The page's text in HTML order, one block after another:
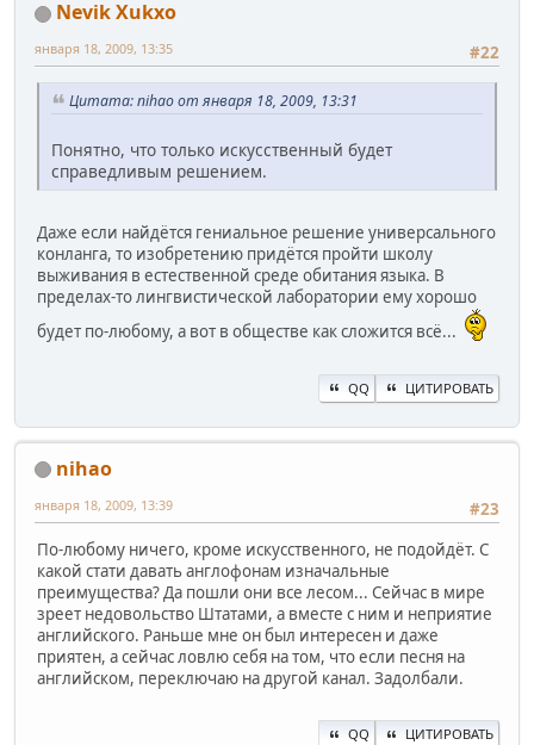
Nevik Xukxo
#22
января 18, 2009, 13:35
Цитата: nihao от января 18, 2009, 13:31
Понятно, что только искусственный будет
справедливым решением.
Даже если найдётся гениальное решение универсального
конланга, то изобретению придётся пройти школу
выживания в естественной среде обитания языка. В
пределах-то лингвистической лаборатории ему хорошо
будет по-любому, а вот в обществе как сложится всё...
QQ ЦИТИРОВАТЬ
nihao
#23
января 18, 2009, 13:39
По-любому ничего, кроме искусственного, не подойдёт. С
какой стати давать англофонам изначальные
преимущества? Да пошли они все лесом... Сейчас в мире
зреет недовольство Штатами, а вместе с ним и неприятие
английского. Раньше мне он был интересен и даже
приятен, а сейчас ловлю себя на том, что если песня на
английском, переключаю на другой канал. Задолбали.
QQ ЦИТИРОВАТЬ